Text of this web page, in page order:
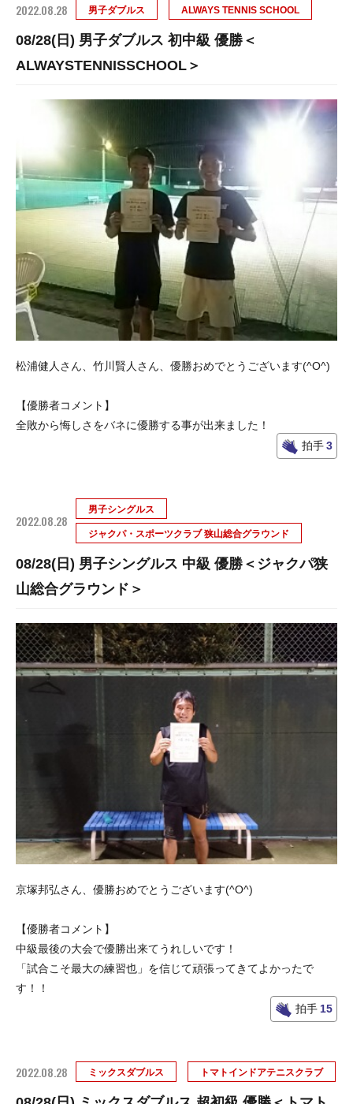
2022.08.28 男子ダブルス ALWAYS TENNIS SCHOOL
08/28(日) 男子ダブルス 初中級 優勝＜
ALWAYSTENNISSCHOOL＞
松浦健人さん、竹川賢人さん、優勝おめでとうございます(^O^)
【優勝者コメント】
全敗から悔しさをバネに優勝する事が出来ました！
拍手3
2022.08.28
男子シングルス
ジャクパ・スポーツクラブ 狭山総合グラウンド
08/28(日) 男子シングルス 中級 優勝＜ジャクパ狭
山総合グラウンド＞
京塚邦弘さん、優勝おめでとうございます(^O^)
【優勝者コメント】
中級最後の大会で優勝出来てうれしいです！
「試合こそ最大の練習也」を信じて頑張ってきてよかったで
す！！
拍手15
2022.08.28 ミックスダブルス トマトインドアテニスクラブ